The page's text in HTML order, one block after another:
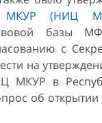
МКУР (НИЦ
базы
с
на
в
об открытии